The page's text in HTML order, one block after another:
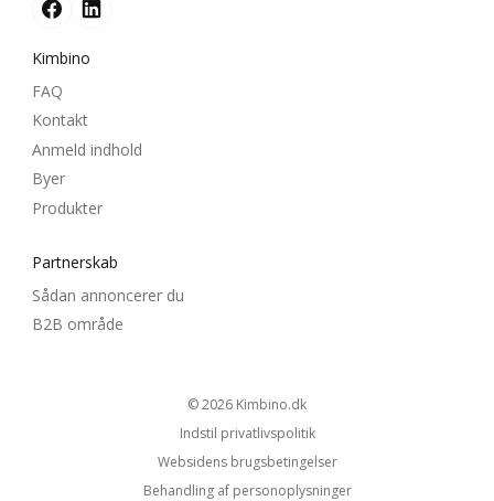
Kimbino
FAQ
Kontakt
Anmeld indhold
Byer
Produkter
Partnerskab
Sådan annoncerer du
B2B område
© 2026
kimbino.dk
Indstil privatlivspolitik
Websidens brugsbetingelser
Behandling af personoplysninger